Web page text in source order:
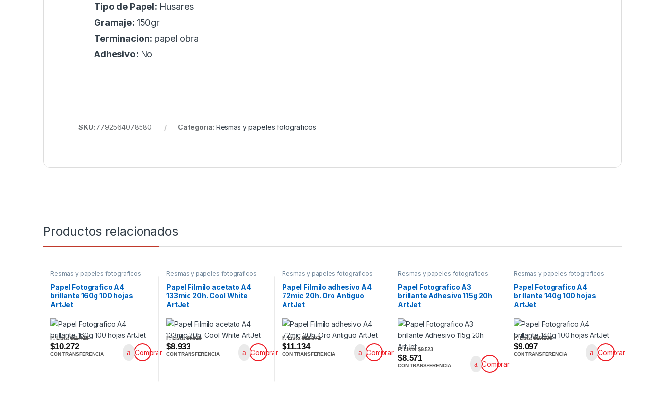
Tipo de Papel: Husares
Gramaje: 150gr
Terminacion: papel obra
Adhesivo: No
SKU: 7792564078580 Categoría: Resmas y papeles fotograficos
Productos relacionados
Resmas y papeles fotograficos
Papel Fotografico A4
brillante 160g 100 hojas
ArtJet
P. Lista$11.413
$10.272
CON TRANSFERENCIA Comprar
Resmas y papeles fotograficos
Papel Filmilo acetato A4
133mic 20h. Cool White
ArtJet
P. Lista$9.925
$8.933
CON TRANSFERENCIA Comprar
Resmas y papeles fotograficos
Papel Filmilo adhesivo A4
72mic 20h. Oro Antiguo
ArtJet
P. Lista$12.371
$11.134
CON TRANSFERENCIA Comprar
Resmas y papeles fotograficos
Papel Fotografico A3
brillante Adhesivo 115g 20h
ArtJet
P. Lista$9.523
$8.571
CON TRANSFERENCIA Comprar
Resmas y papeles fotograficos
Papel Fotografico A4
brillante 140g 100 hojas
ArtJet
P. Lista$10.108
$9.097
CON TRANSFERENCIA Comprar